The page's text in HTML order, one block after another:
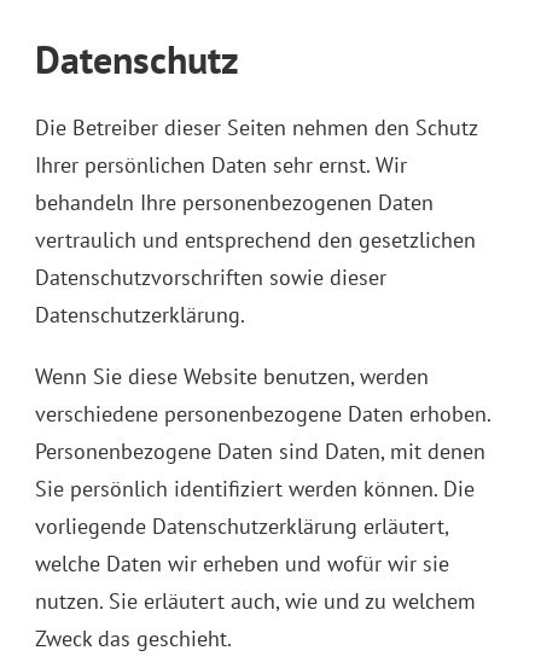
Datenschutz
Die Betreiber dieser Seiten nehmen den Schutz
Ihrer persönlichen Daten sehr ernst. Wir
behandeln Ihre personenbezogenen Daten
vertraulich und entsprechend den gesetzlichen
Datenschutzvorschriften sowie dieser
Datenschutzerklärung.
Wenn Sie diese Website benutzen, werden
verschiedene personenbezogene Daten erhoben.
Personenbezogene Daten sind Daten, mit denen
Sie persönlich identifiziert werden können. Die
vorliegende Datenschutzerklärung erläutert,
welche Daten wir erheben und wofür wir sie
nutzen. Sie erläutert auch, wie und zu welchem
Zweck das geschieht.